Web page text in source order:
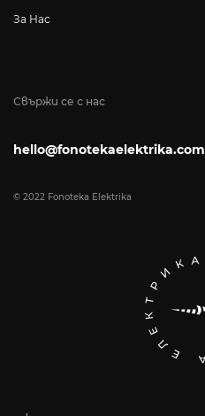
Свържи се с нас
hello@fonotekaelektrika.com
© 2022 Fonoteka Elektrika
За Нас